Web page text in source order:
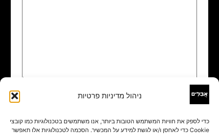
ניהול מדיניות פרטיות
כדי לספק את חוויות המשתמש הטובות ביותר, אנו משתמשים בטכנולוגיות כמו קובצי
Cookie כדי לאחסן ו/או לגשת למידע על המכשיר. הסכמה לטכנולוגיות אלו תאפשר
שם